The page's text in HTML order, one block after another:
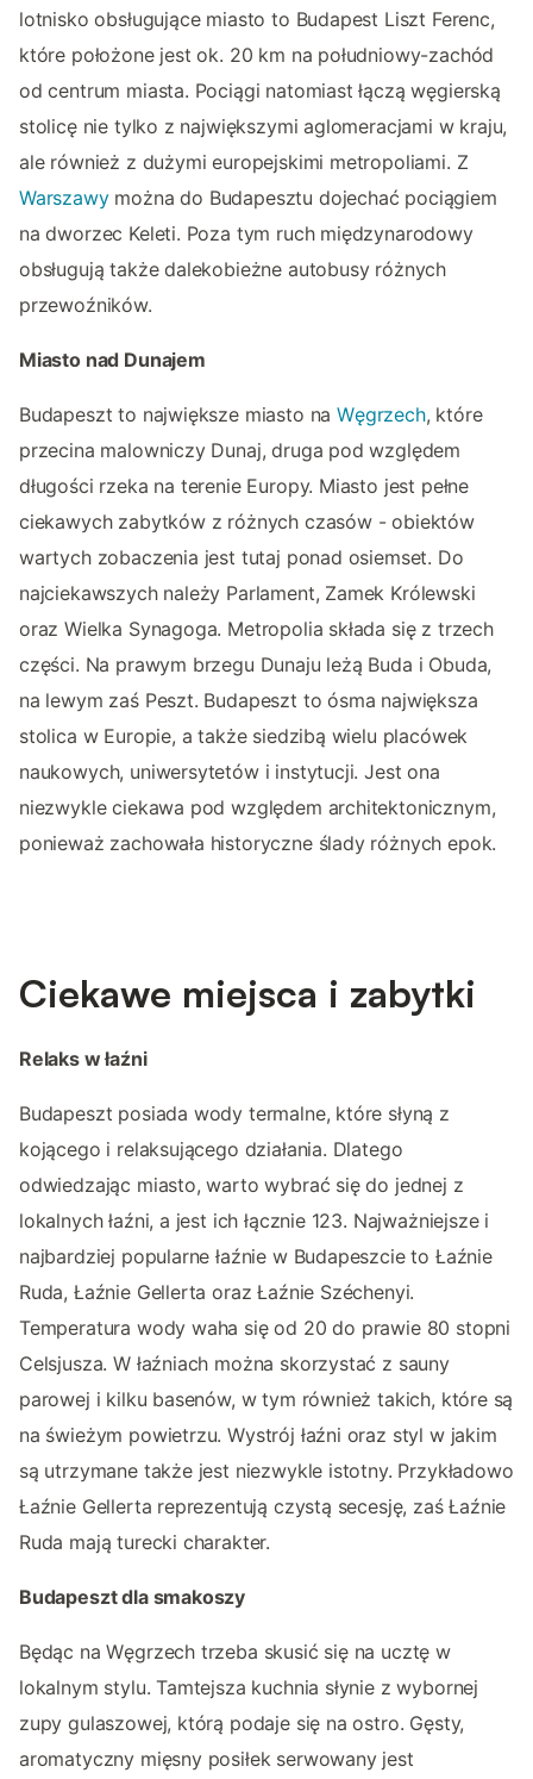
lotnisko obsługujące miasto to Budapest Liszt Ferenc,
które położone jest ok. 20 km na południowy-zachód
od centrum miasta. Pociągi natomiast łączą węgierską
stolicę nie tylko z największymi aglomeracjami w kraju,
ale również z dużymi europejskimi metropoliami. Z
Warszawymożna do Budapesztu dojechać pociągiem
na dworzec Keleti. Poza tym ruch międzynarodowy
obsługują także dalekobieżne autobusy różnych
przewoźników.
Miasto nad Dunajem
Budapeszt to największe miasto naWęgrzech, które
przecina malowniczy Dunaj, druga pod względem
długości rzeka na terenie Europy. Miasto jest pełne
ciekawych zabytków z różnych czasów - obiektów
wartych zobaczenia jest tutaj ponad osiemset. Do
najciekawszych należy Parlament, Zamek Królewski
oraz Wielka Synagoga. Metropolia składa się z trzech
części. Na prawym brzegu Dunaju leżą Buda i Obuda,
na lewym zaś Peszt. Budapeszt to ósma największa
stolica w Europie, a także siedzibą wielu placówek
naukowych, uniwersytetów i instytucji. Jest ona
niezwykle ciekawa pod względem architektonicznym,
ponieważ zachowała historyczne ślady różnych epok.
Ciekawe miejsca i zabytki
Relaks w łaźni
Budapeszt posiada wody termalne, które słyną z
kojącego i relaksującego działania. Dlatego
odwiedzając miasto, warto wybrać się do jednej z
lokalnych łaźni, a jest ich łącznie 123. Najważniejsze i
najbardziej popularne łaźnie w Budapeszcie to Łaźnie
Ruda, Łaźnie Gellerta oraz Łaźnie Széchenyi.
Temperatura wody waha się od 20 do prawie 80 stopni
Celsjusza. W łaźniach można skorzystać z sauny
parowej i kilku basenów, w tym również takich, które są
na świeżym powietrzu. Wystrój łaźni oraz styl w jakim
są utrzymane także jest niezwykle istotny. Przykładowo
Łaźnie Gellerta reprezentują czystą secesję, zaś Łaźnie
Ruda mają turecki charakter.
Budapeszt dla smakoszy
Będąc na Węgrzech trzeba skusić się na ucztę w
lokalnym stylu. Tamtejsza kuchnia słynie z wybornej
zupy gulaszowej, którą podaje się na ostro. Gęsty,
aromatyczny mięsny posiłek serwowany jest